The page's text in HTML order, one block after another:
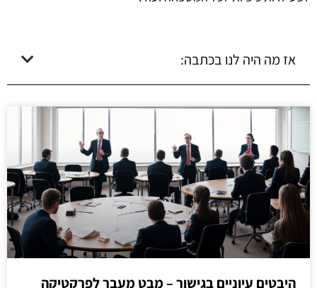
אז מה היה לנו בכתבה:
היבטים עיוניים בגישור – מבט מעבר לפרקטיקה